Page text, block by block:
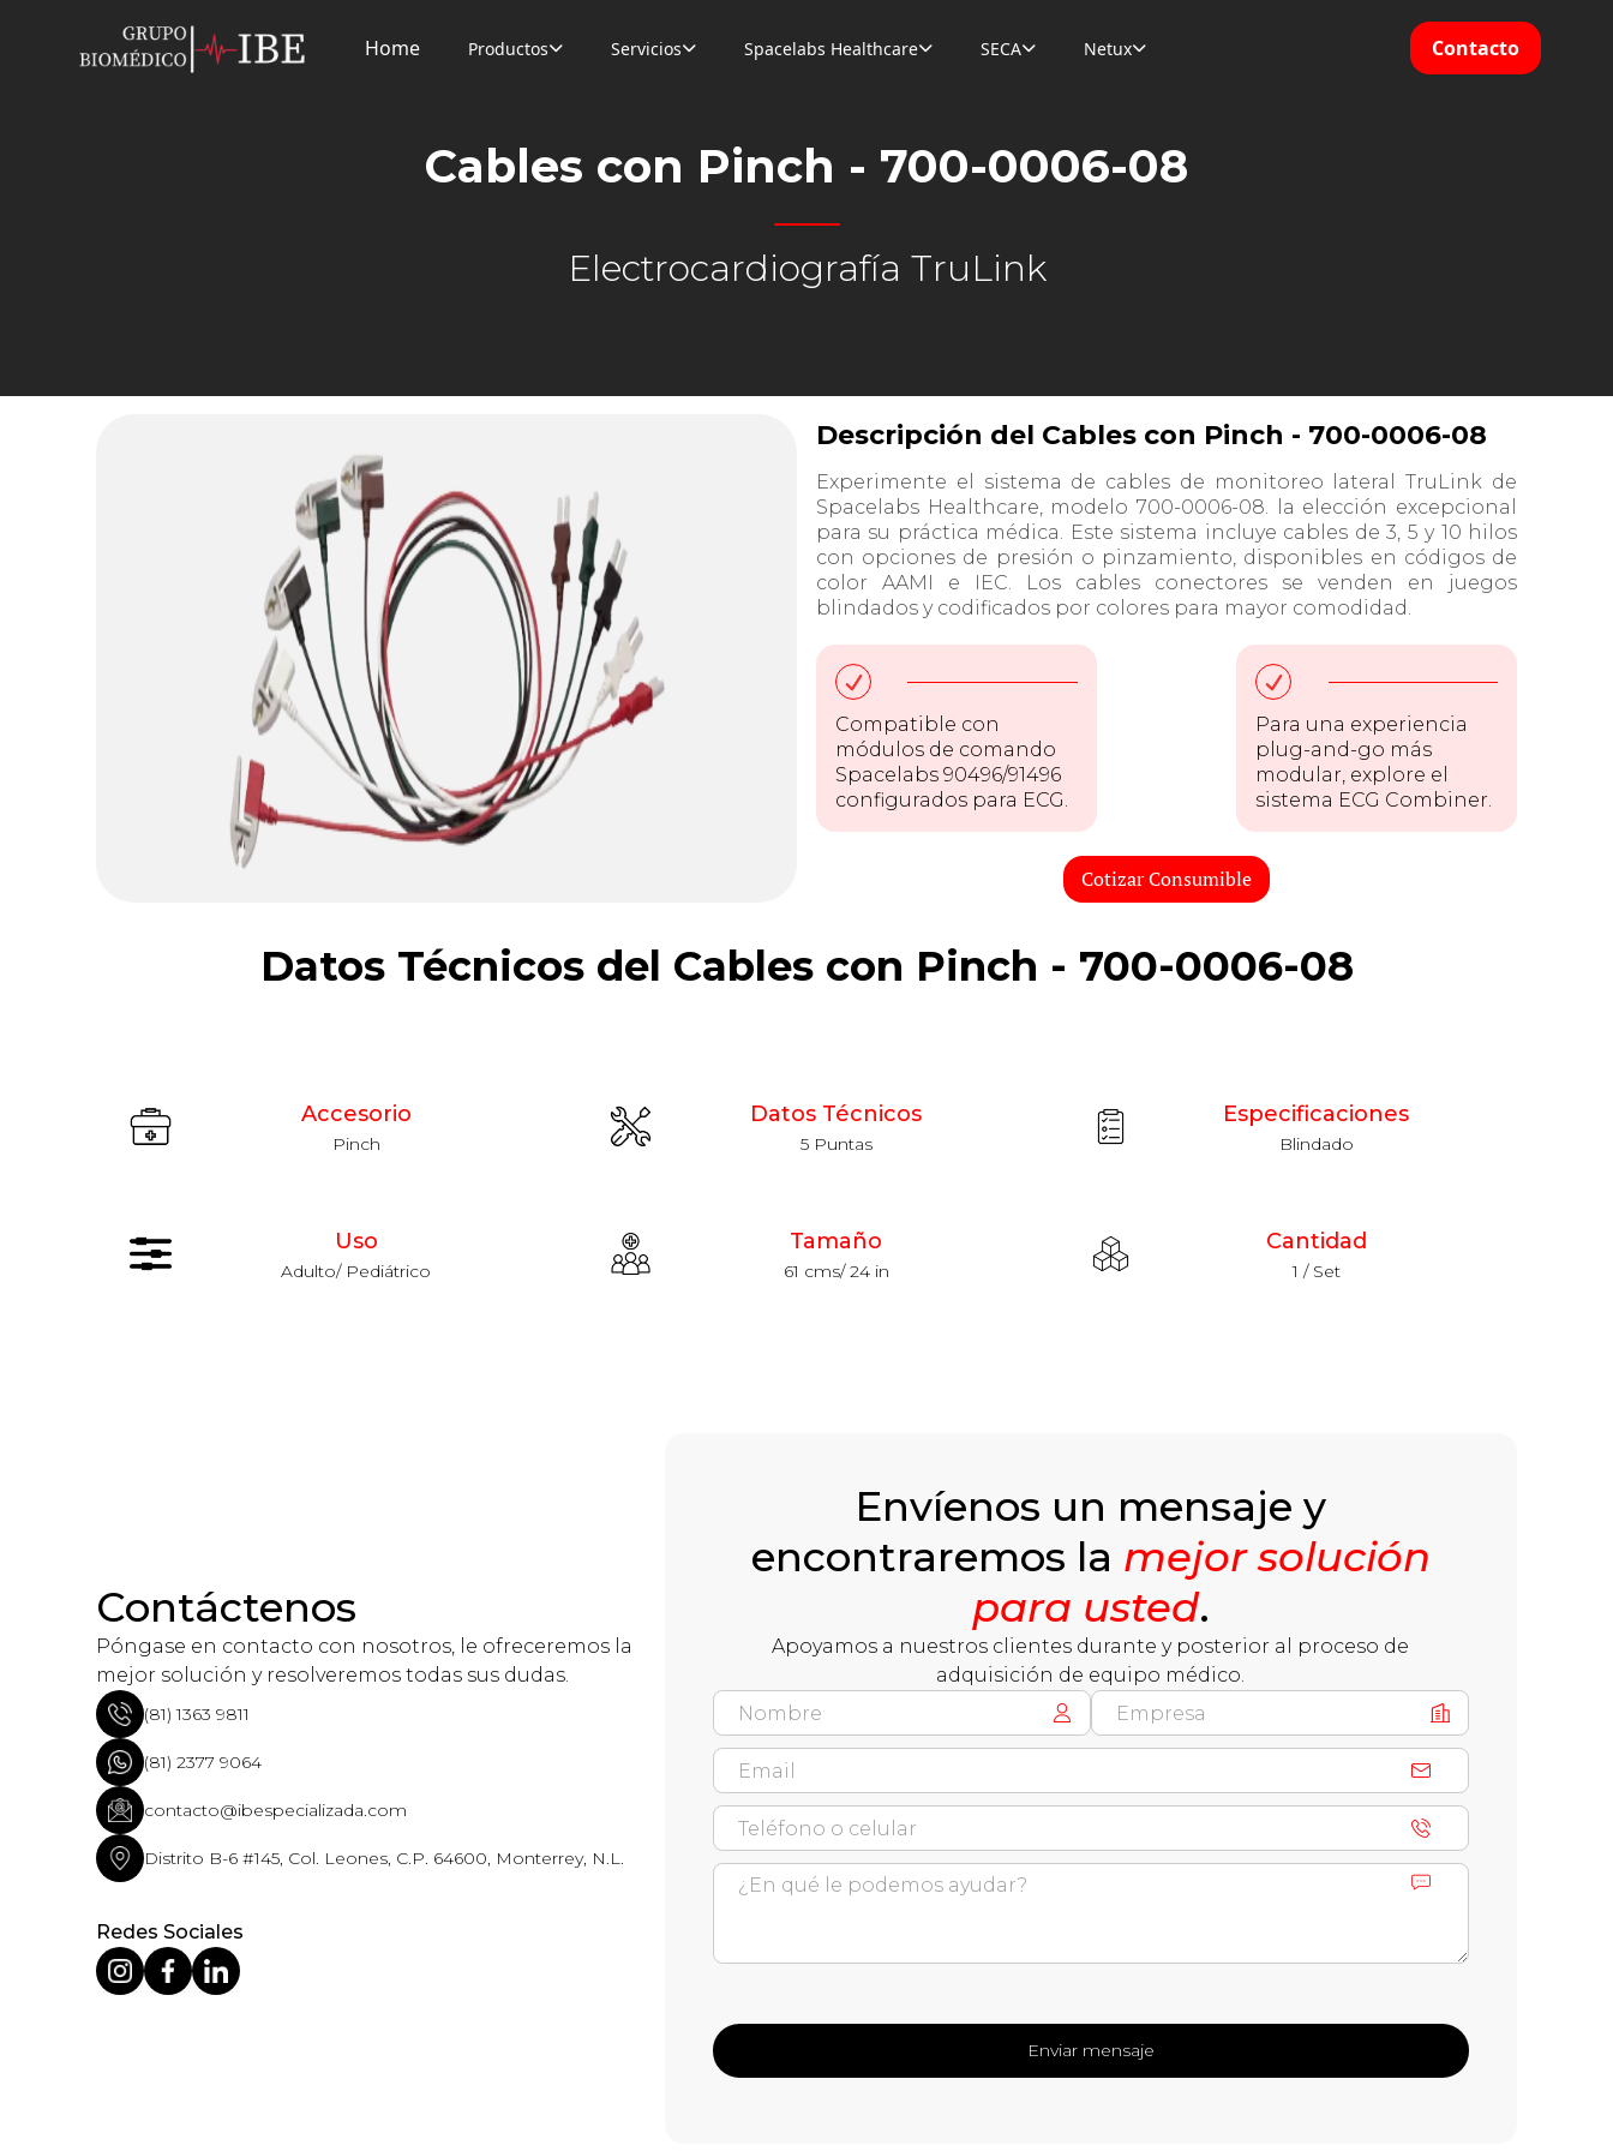
Home Productos Servicios Spacelabs Healthcare SECA Netux Contacto
Cables con Pinch - 700-0006-08
Electrocardiografía TruLink
Descripción del Cables con Pinch - 700-0006-08
Experimente el sistema de cables de monitoreo lateral TruLink de
Spacelabs Healthcare, modelo 700-0006-08. la elección excepcional
para su práctica médica. Este sistema incluye cables de 3, 5 y 10 hilos
con opciones de presión o pinzamiento, disponibles en códigos de
color AAMI e IEC. Los cables conectores se venden en juegos
blindados y codificados por colores para mayor comodidad.
Compatible con
módulos de comando
Spacelabs 90496/91496
configurados para ECG.
Para una experiencia
plug-and-go más
modular, explore el
sistema ECG Combiner.
Cotizar Consumible
Datos Técnicos del Cables con Pinch - 700-0006-08
Accesorio
Pinch
Datos Técnicos
5 Puntas
Especificaciones
Blindado
Uso
Adulto/ Pediátrico
Tamaño
61 cms/ 24 in
Cantidad
1 / Set
Contáctenos
Póngase en contacto con nosotros, le ofreceremos la
mejor solución y resolveremos todas sus dudas.
(81) 1363 9811
(81) 2377 9064
contacto@ibespecializada.com
Distrito B-6 #145, Col. Leones, C.P. 64600, Monterrey, N.L.
Redes Sociales
Envíenos un mensaje y
encontraremos la mejor solución
para usted.
Apoyamos a nuestros clientes durante y posterior al proceso de
adquisición de equipo médico.